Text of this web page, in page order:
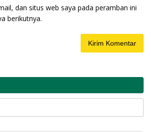
dan situs web saya pada peramban ini
berikutnya.